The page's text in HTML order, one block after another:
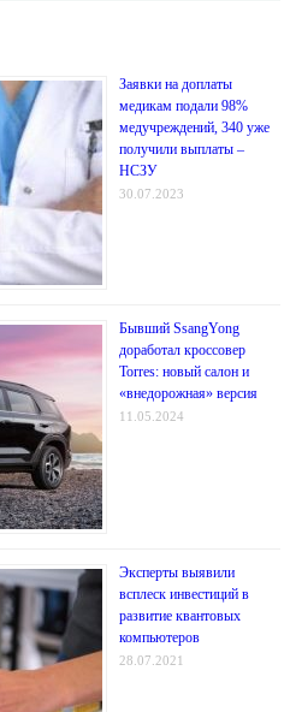
Заявки на доплаты
медикам подали 98%
медучреждений, 340 уже
получили выплаты –
НСЗУ
30.07.2023
Бывший SsangYong
доработал кроссовер
Torres: новый салон и
«внедорожная» версия
11.05.2024
Эксперты выявили
всплеск инвестиций в
развитие квантовых
компьютеров
28.07.2021